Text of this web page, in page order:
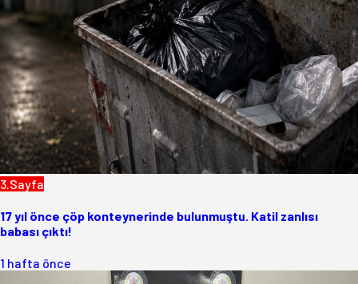
3.Sayfa
17 yıl önce çöp konteynerinde bulunmuştu. Katil zanlısı
babası çıktı!
1 hafta önce